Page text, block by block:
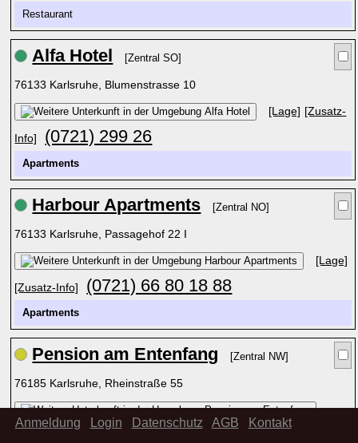
Restaurant
Alfa Hotel [Zentral SO]
76133 Karlsruhe, Blumenstrasse 10
[Lage] [Zusatz-
Info] (0721) 299 26
Apartments
Harbour Apartments [Zentral NO]
76133 Karlsruhe, Passagehof 22 I
[Lage]
[Zusatz-Info] (0721) 66 80 18 88
Apartments
Pension am Entenfang [Zentral NW]
76185 Karlsruhe, Rheinstraße 55
(0721) 55 71 70
Anmeldung Login Datenschutz AGB
Kontakt